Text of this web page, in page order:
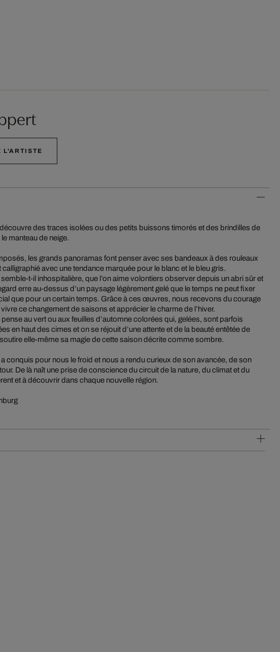
L'ARTISTE
des traces isolées ou des petits buissons timorés et des brindilles de
manteau de neige.
les grands panoramas font penser avec ses bandeaux à des rouleaux
calligraphié avec une tendance marquée pour le blanc et le bleu gris.
t-il inhospitalière, que l’on aime volontiers observer depuis un abri sûr et
erre au-dessus d’un paysage légèrement gelé que le temps ne peut fixer
que pour un certain temps. Grâce à ces œuvres, nous recevons du courage
ce changement de saisons et apprécier le charme de l’hiver.
pense au vert ou aux feuilles d’automne colorées qui, gelées, sont parfois
en haut des cimes et on se réjouit d’une attente et de la beauté entêtée de
elle-même sa magie de cette saison décrite comme sombre.
conquis pour nous le froid et nous a rendu curieux de son avancée, de son
De là naît une prise de conscience du circuit de la nature, du climat et du
et à découvrir dans chaque nouvelle région.